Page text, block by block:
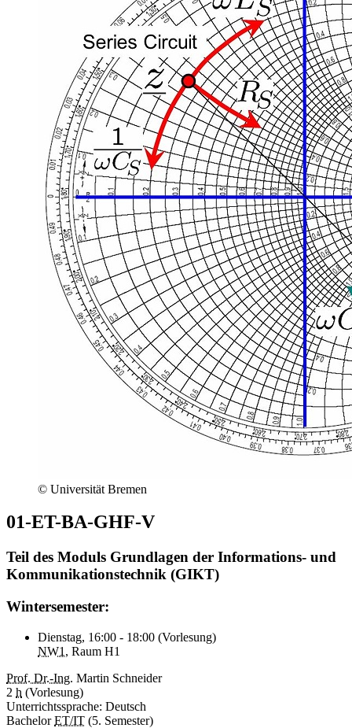
© Universität Bremen
01-ET-BA-GHF-V
Teil des Moduls Grundlagen der Informations- und
Kommunikationstechnik (GIKT)
Wintersemester:
Dienstag, 16:00 - 18:00 (Vorlesung)
NW1 ​​​​​, Raum H1
Prof. Dr.-Ing. Martin Schneider
2 h (Vorlesung)
Unterrichtssprache: Deutsch
BachelorET/IT (5. Semester)